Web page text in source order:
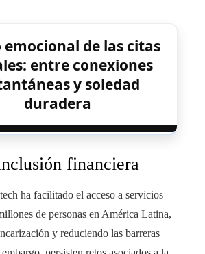
emocional de las citas
entre conexiones
y soledad
duradera
financiera
ha facilitado el acceso a servicios
de personas en América Latina,
y reduciendo las barreras